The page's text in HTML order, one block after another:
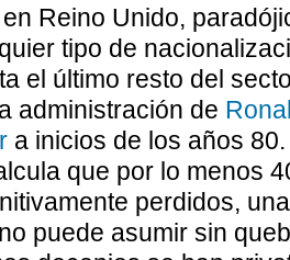
Reino Unido,
tipo de
el último resto del
administración de
a inicios de los años 80.
que por lo menos
perdidos,
puede asumir sin